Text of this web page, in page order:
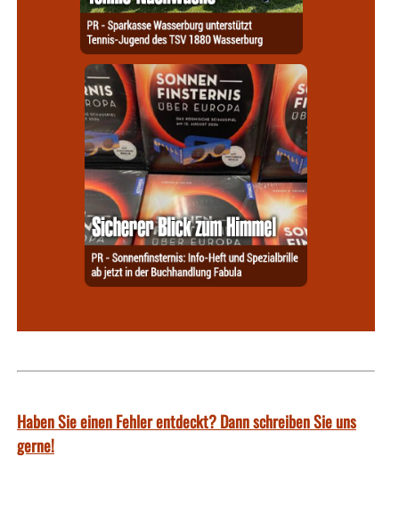
Haben Sie einen Fehler entdeckt? Dann schreiben Sie uns
gerne!